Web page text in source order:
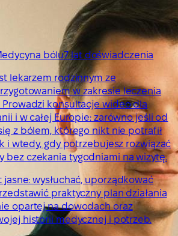
bólu7 lat doświadczenia
lekarzem rodzinnym ze
w zakresie leczenia
Prowadzi konsultacje wideo dla
i w całej Europie: zarówno jeśli od
z bólem, którego nikt nie potrafił
i wtedy, gdy potrzebujesz rozwiązać
bez czekania tygodniami na wizytę.
wysłuchać, uporządkować
praktyczny plan działania
opartej na dowodach oraz
historii medycznej i potrzeb.